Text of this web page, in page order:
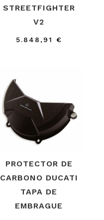
STREETFIGHTER
V2
5.848,91 €
PROTECTOR DE
CARBONO DUCATI
TAPA DE
EMBRAGUE